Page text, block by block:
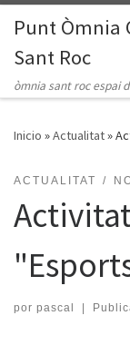
Saltar al contenido
Punt Òmnia
Sant Roc
òmnia sant roc espai
Inicio »Actualitat»
ACTUALITAT
por pascal